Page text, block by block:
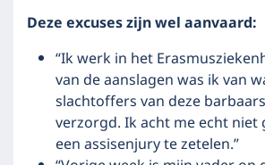
Deze excuses zijn wel aanvaard:
“Ik werk in het
van de aanslagen was ik van
slachtoffers van deze
verzorgd. Ik acht me echt niet
een assisenjury te zetelen.”